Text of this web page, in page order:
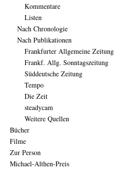
Kommentare
Listen
Nach Chronologie
Nach Publikationen
Frankfurter Allgemeine Zeitung
Frankf. Allg. Sonntagszeitung
Süddeutsche Zeitung
Tempo
Die Zeit
steadycam
Weitere Quellen
Bücher
Filme
Zur Person
Michael-Althen-Preis